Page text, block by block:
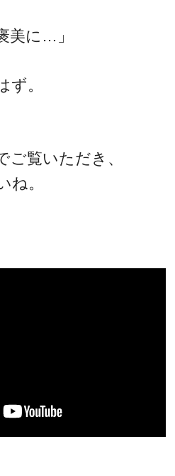
美に…」
ず。
ご覧いただき、
ね。